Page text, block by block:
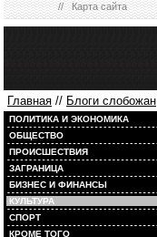
//Карта сайта
Главная // Блоги слобожан
ПОЛИТИКА И ЭКОНОМИКА
ОБЩЕСТВО
ПРОИСШЕСТВИЯ
ЗАГРАНИЦА
БИЗНЕС И ФИНАНСЫ
КУЛЬТУРА
СПОРТ
КРОМЕ ТОГО